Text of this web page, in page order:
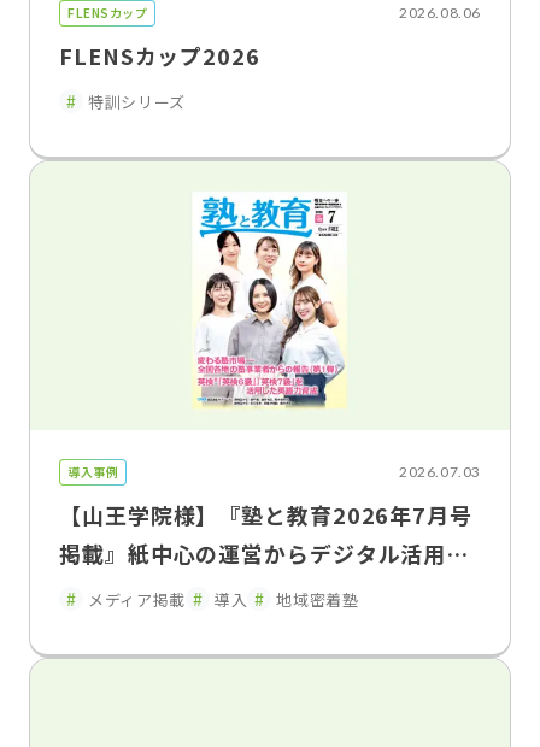
FLENSカップ 2026.08.06
FLENSカップ2026
特訓シリーズ
導入事例 2026.07.03
【山王学院様】『塾と教育2026年7月号
掲載』紙中心の運営からデジタル活用へ
保護者連携を強化し、教室運営を効率
ager導入効果
メディア掲載 導入 地域密着塾